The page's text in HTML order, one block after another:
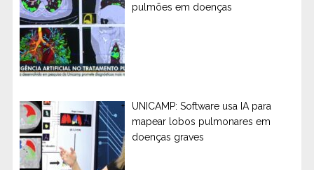
pulmões em doenças
UNICAMP: Software usa IA para
mapear lobos pulmonares em
doenças graves